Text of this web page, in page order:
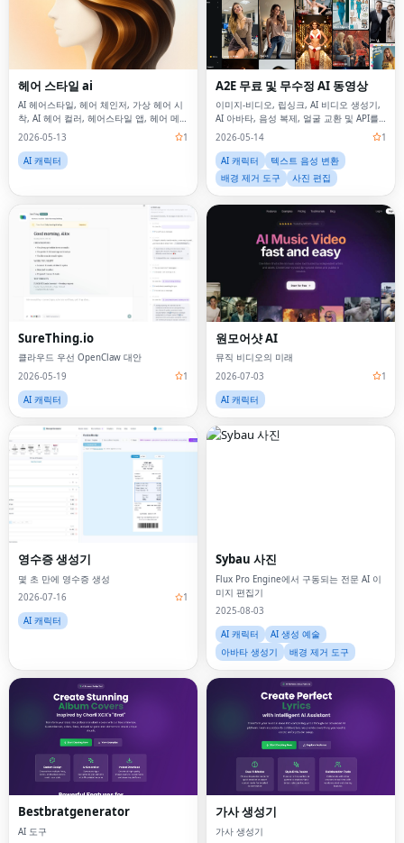
헤어 스타일 ai
AI 헤어스타일, 헤어 체인저, 가상 헤어 시
착, AI 헤어 컬러, 헤어스타일 앱, 헤어 메이
크오버, 얼굴형 분석, 헤어 분석, AI 뷰티,
2026-05-13
1
AI 캐릭터
A2E 무료 및 무수정 AI 동영상
이미지-비디오, 립싱크, AI 비디오 생성기,
AI 아바타, 음성 복제, 얼굴 교환 및 API를
포함한 제작자를 위한 무료 및 검열되지 않
2026-05-14
1
AI 캐릭터
텍스트 음성 변환
배경 제거 도구
사진 편집
SureThing.io
클라우드 우선 OpenClaw 대안
2026-05-19
1
AI 캐릭터
원모어샷 AI
뮤직 비디오의 미래
2026-07-03
1
AI 캐릭터
영수증 생성기
몇 초 만에 영수증 생성
2026-07-16
1
AI 캐릭터
Sybau 사진
Flux Pro Engine에서 구동되는 전문 AI 이
미지 편집기
2025-08-03
AI 캐릭터
AI 생성 예술
아바타 생성기
배경 제거 도구
Bestbratgenerator
AI 도구
가사 생성기
가사 생성기